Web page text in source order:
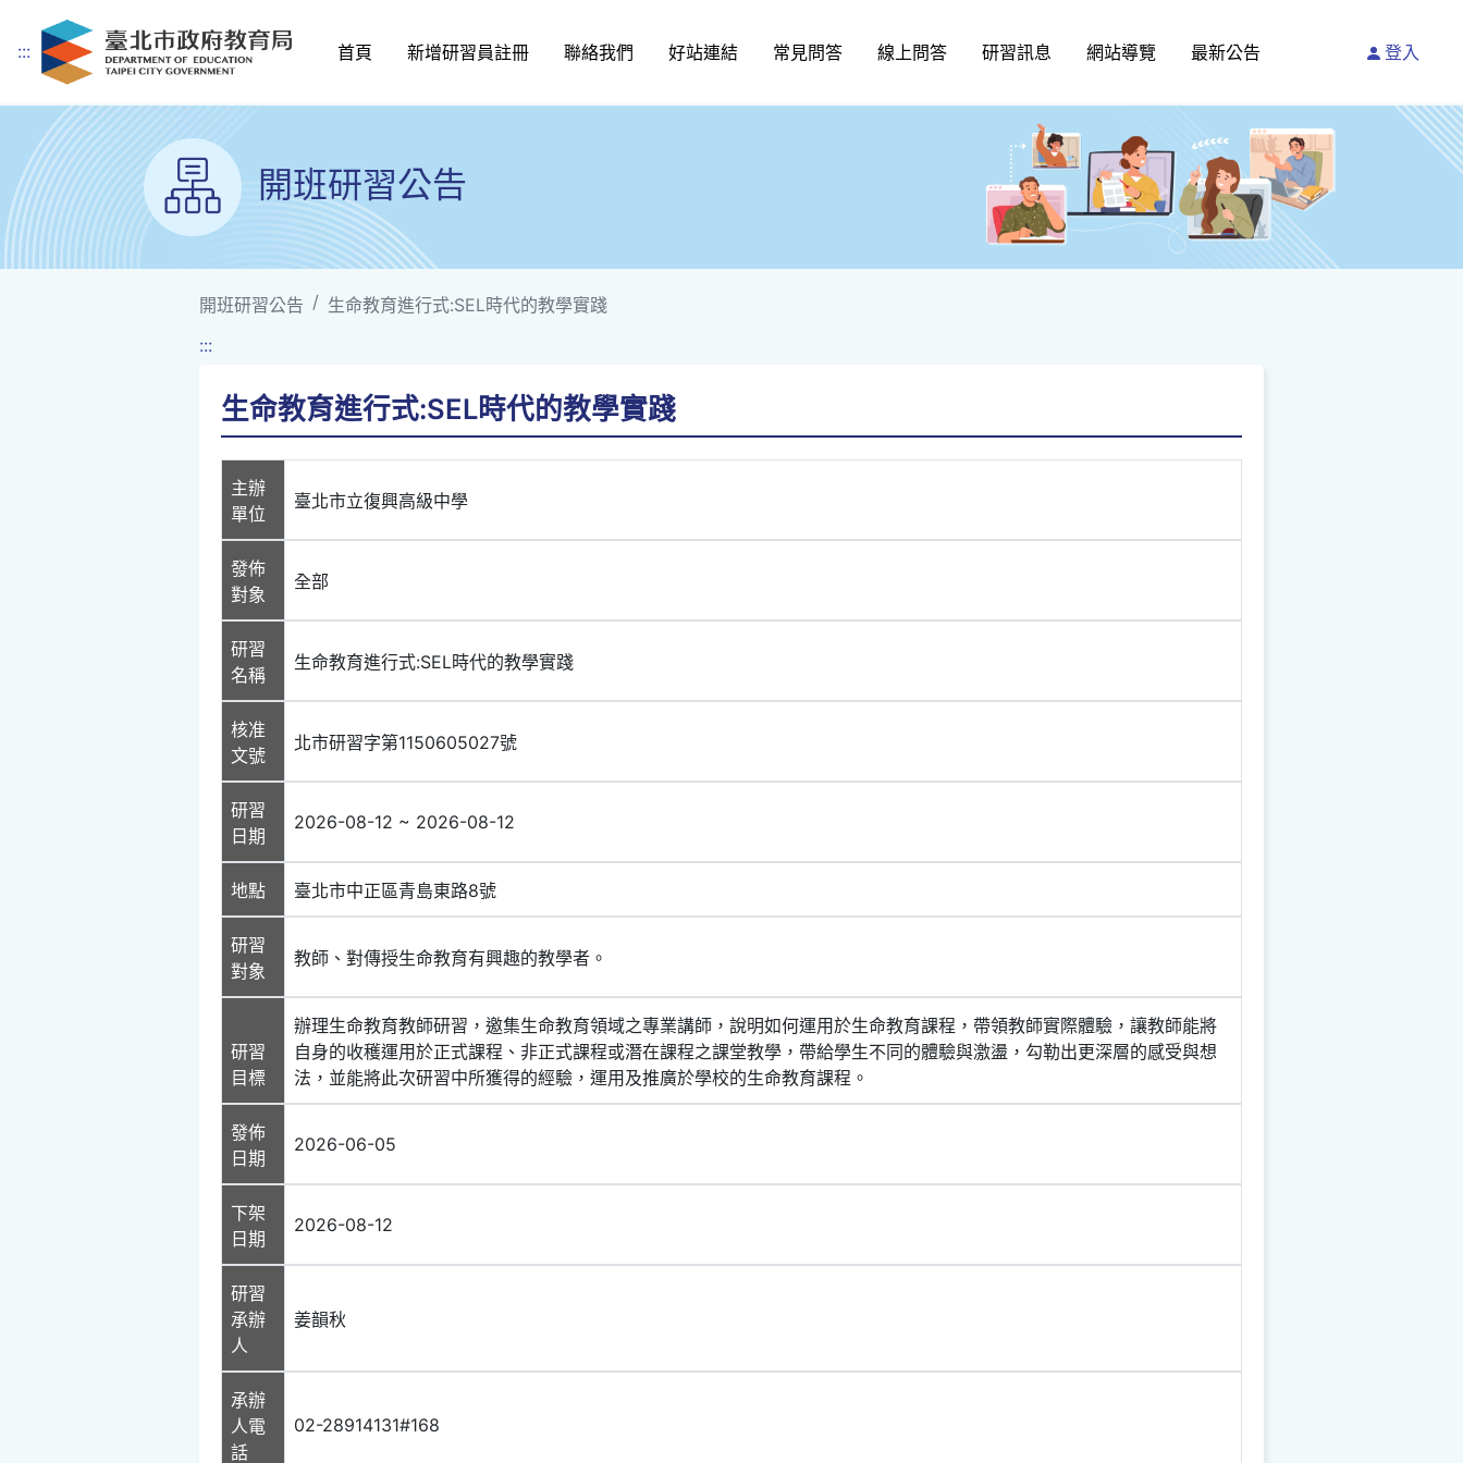
跳到主要內容
::: 首頁 新增研習員註冊 聯絡我們 好站連結 常見問答 線上問答 研習訊息 網站導覽 最新公告 登入
開班研習公告
開班研習公告
生命教育進行式:SEL時代的教學實踐
:::
生命教育進行式:SEL時代的教學實踐
主辦
單位
臺北市立復興高級中學
發佈
對象
全部
研習
名稱
生命教育進行式:SEL時代的教學實踐
核准
文號
北市研習字第1150605027號
研習
日期
2026-08-12 ~ 2026-08-12
地點 臺北市中正區青島東路8號
研習
對象
教師、對傳授生命教育有興趣的教學者。
研習
目標
辦理生命教育教師研習，邀集生命教育領域之專業講師，說明如何運用於生命教育課程，帶領教師實際體驗，讓教師能將
自身的收穫運用於正式課程、非正式課程或潛在課程之課堂教學，帶給學生不同的體驗與激盪，勾勒出更深層的感受與想
法，並能將此次研習中所獲得的經驗，運用及推廣於學校的生命教育課程。
發佈
日期
2026-06-05
下架
日期
2026-08-12
研習
承辦
人
姜韻秋
承辦
人電
話
02-28914131#168